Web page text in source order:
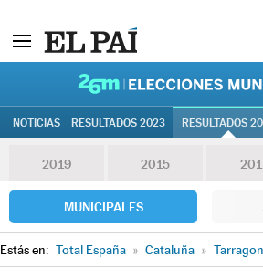
NOTICIAS RESULTADOS 2023 RESULTADOS
2019 2015
MUNICIPALES
Estás en: Total España » Cataluña »